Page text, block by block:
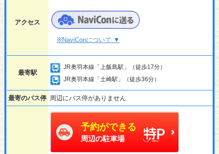
アクセス
※NaviConについて ▼
最寄駅
JR奥羽本線「上飯島駅」（徒歩17分）
JR奥羽本線「土崎駅」（徒歩36分）
最寄のバス停 周辺にバス停がありません
予約ができる
周辺の駐車場